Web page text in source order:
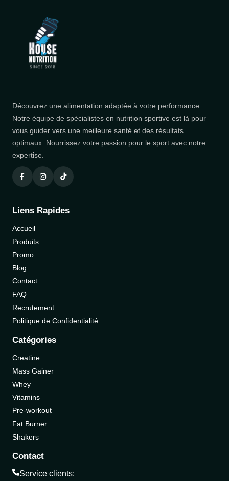
Découvrez une alimentation adaptée à votre performance.
Notre équipe de spécialistes en nutrition sportive est là pour
vous guider vers une meilleure santé et des résultats
optimaux. Nourrissez votre passion pour le sport avec notre
expertise.
Liens Rapides
Accueil
Produits
Promo
Blog
Contact
FAQ
Recrutement
Politique de Confidentialité
Catégories
Creatine
Mass Gainer
Whey
Vitamins
Pre-workout
Fat Burner
Shakers
Contact
Service clients: